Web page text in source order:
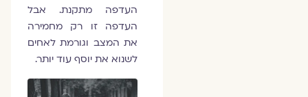
העדפה מתקנת. אבל
העדפה זו רק מחמירה
את המצב וגורמת לאחים
לשנוא את יוסף עוד יותר.